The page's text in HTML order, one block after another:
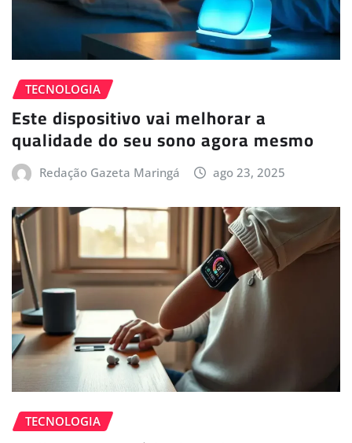
TECNOLOGIA
Este dispositivo vai melhorar a
qualidade do seu sono agora mesmo
Redação Gazeta Maringá ago 23, 2025
TECNOLOGIA